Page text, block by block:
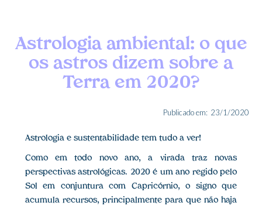
Astrologia ambiental: o que
os astros dizem sobre a
Terra em 2020?
Publicado em: 23/1/2020
Astrologia e sustentabilidade tem tudo a ver!
Como em todo novo ano, a virada traz novas
perspectivas astrológicas. 2020 é um ano regido pelo
Sol em conjuntura com Capricórnio, o signo que
acumula recursos, principalmente para que não haja